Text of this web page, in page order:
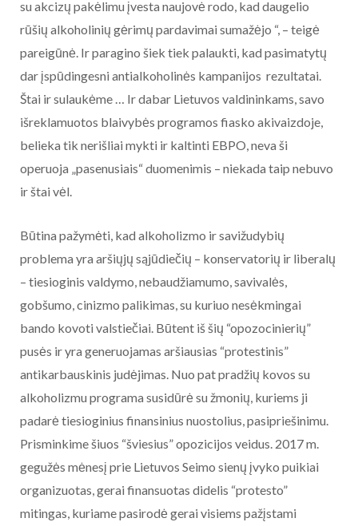
su akcizų pakėlimu įvesta naujovė rodo, kad daugelio
rūšių alkoholinių gėrimų pardavimai sumažėjo “, – teigė
pareigūnė. Ir paragino šiek tiek palaukti, kad pasimatytų
dar įspūdingesni antialkoholinės kampanijos rezultatai.
Štai ir sulaukėme … Ir dabar Lietuvos valdininkams, savo
išreklamuotos blaivybės programos fiasko akivaizdoje,
belieka tik nerišliai mykti ir kaltinti EBPO, neva ši
operuoja „pasenusiais“ duomenimis – niekada taip nebuvo
ir štai vėl.
Būtina pažymėti, kad alkoholizmo ir savižudybių
problema yra aršiųjų sąjūdiečių – konservatorių ir liberalų
– tiesioginis valdymo, nebaudžiamumo, savivalės,
gobšumo, cinizmo palikimas, su kuriuo nesėkmingai
bando kovoti valstiečiai. Būtent iš šių “opozocinierių”
pusės ir yra generuojamas aršiausias “protestinis”
antikarbauskinis judėjimas. Nuo pat pradžių kovos su
alkoholizmu programa susidūrė su žmonių, kuriems ji
padarė tiesioginius finansinius nuostolius, pasipriešinimu.
Prisminkime šiuos “šviesius” opozicijos veidus. 2017 m.
gegužės mėnesį prie Lietuvos Seimo sienų įvyko puikiai
organizuotas, gerai finansuotas didelis “protesto”
mitingas, kuriame pasirodė gerai visiems pažįstami